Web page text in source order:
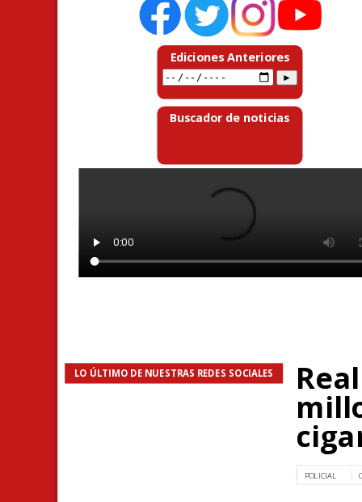
Ediciones Anteriores
Buscador de noticias
LO ÚLTIMO DE NUESTRAS REDES SOCIALES
POLICIAL